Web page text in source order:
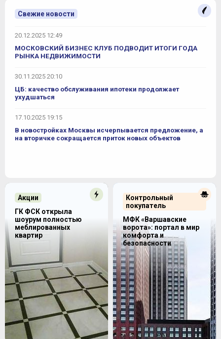
Свежие новости
20.12.2025 12:49
МОСКОВСКИЙ БИЗНЕС КЛУБ ПОДВОДИТ ИТОГИ ГОДА
РЫНКА НЕДВИЖИМОСТИ
30.11.2025 20:10
ЦБ: качество обслуживания ипотеки продолжает
ухудшаться
17.10.2025 19:15
В новостройках Москвы исчерпывается предложение, а
на вторичке сокращается приток новых объектов
Контрольный
покупатель
МФК «Варшавские
ворота»: портал в мир
комфорта и
безопасности
Акции
ГК ФСК открыла
шоурум полностью
меблированных
квартир